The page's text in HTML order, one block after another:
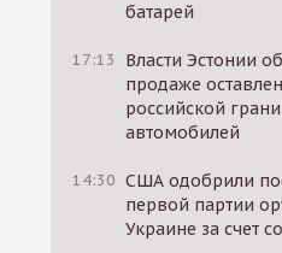
батарей
17:13
Власти Эстонии
продаже
российской
автомобилей
14:30 США одобрили
первой партии
Украине за счет